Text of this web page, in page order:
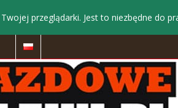
przeglądarki. Jest to niezbędne do